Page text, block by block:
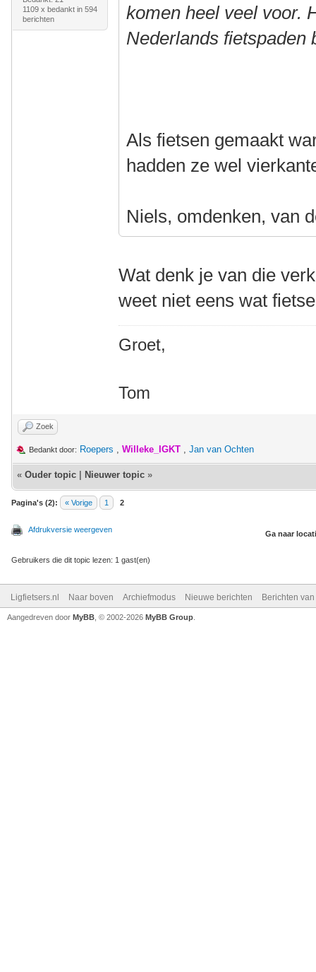
1109 x bedankt in 594
berichten
komen heel veel voor.
Nederlands fietspaden
Als fietsen gemaakt
hadden ze wel
Niels, omdenken, van
Wat denk je van die
weet niet eens wat
Groet,
Tom
Zoek
Bedankt door: Roepers , Willeke_IGKT , Jan van Ochten
« Ouder topic Nieuwer topic »
Pagina's (2): « Vorige 1 2
Afdrukversie weergeven Ga naar
Gebruikers die dit topic lezen: 1 gast(en)
Ligfietsers.nl Naar boven Archiefmodus Nieuwe berichten Berichten
Aangedreven door MyBB , © 2002-2026 MyBB Group